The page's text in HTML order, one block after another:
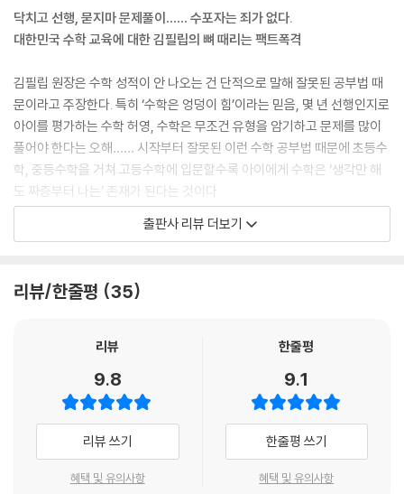
초등 4학년, 무리수의 세계로 초대하라
문자와 식, 수학이 아름다워지는 순간
미적분과 확률통계를 아우르는 함수의 개념 잡기
6장_수학 완전정복, 꿈이 아니다
문이과 통합, 문과에겐 독이다
언택트 시대, 수학 공부 어떻게 할까
수학은 순수를 혐오한다
나가는 글_달걀의 추억, 불가능은 없다
--- p.41
굳이 그 진흙 길로 가면서 옷에 진흙이 전혀 튀지 않게 하는 것이 가능한
가? 굳이 연산을 많이 해야 하는 장황하고 미련한 풀이를 선택하면서 실수
를 하지 않기를 바란다면 그건 진흙 길을 가면서 옷에 흙이 묻지 않기를 바
라는 것과 같다. 실수가 문제가 아니라 풀이 과정 선택이 문제였던 것이다.
대부분의 수학 문제에는 풀이 방법이 한 가지만 있지 않다. 창의적 접근으
로 다양한 풀이법이 얼마든지 나올 수 있는 것이 수학이라는 학문이다. 이
런 풀이법 중 가장 간결하고 명쾌하며 과정이 짧은 방법을 선택하면 연산
횟수가 줄고 실수도 자연히 줄어들게 된다. 그것이 바로 ‘문제풀이 최적
화’다.
제적인 투자가 허무한 결과로 나타날 수도 있다. 질질 끌려다녀서는 대치
동에서는 필패다. 수많은 성공 사례만큼이나 망가질 확률도 높은 동네가
바로 대치동이다. 아이들은 번아웃돼 어떤 것에도 강렬한 욕구나 열망을
보이지 않는 상태로 ‘병든 어른’이 될 수 있다. 충심을 다해 말하고 싶다. 현
재 사는 동네에서 중간 하느니 대치동에서 꼴찌를 하는 게 낫겠다는 어설
픈 생각은 위험하다.
닥치고 선행, 묻지마 문제풀이…… 수포자는 죄가 없다.
대한민국 수학 교육에 대한 김필립의 뼈 때리는 팩트폭격
김필립 원장은 수학 성적이 안 나오는 건 단적으로 말해 잘못된 공부법 때
문이라고 주장한다. 특히 ‘수학은 엉덩이 힘’이라는 믿음, 몇 년 선행인지로
아이를 평가하는 수학 허영, 수학은 무조건 유형을 암기하고 문제를 많이
풀어야 한다는 오해…… 시작부터 잘못된 이런 수학 공부법 때문에 초등수
학, 중등수학을 거쳐 고등수학에 입문할수록 아이에게 수학은 ‘생각만 해
도 짜증부터 나는’ 존재가 된다는 것이다.
이 책에서 김필립 원장은 학생과 학부모들 사이에 널리 퍼져 있는 이런 오
에서는 ‘초5가 정석 시작의 적기’라거나 최소한 3년 앞선 선행을 하지 않으
로 하지 말고 현행에 집중해라’라는 이야기 역시 만만치 않게 힘이 세다. 이
“선행 없이 현행 고등수학 과정을 정복하는 건 단적으로 말해 불가능합니
다. 선행이란 쉽게 말해 예습입니다. 초등학교 때부터 어느 선생님이나 예
습과 복습을 강조하는데, 왜 예습은 권장하고 선행은 부정할까요? 예습이
얼마나 빠르면 선행이고 얼마나 조금이면 예습일까요? 그런 기준은 없습
출판사 리뷰 더보기
리뷰/한줄평 35
리뷰
9.8
리뷰 쓰기
혜택 및 유의사항
한줄평
9.1
한줄평 쓰기
혜택 및 유의사항